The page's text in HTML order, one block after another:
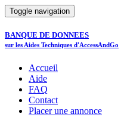
Toggle navigation
BANQUE DE DONNEES
sur les Aides Techniques d'AccessAndGo
Accueil
Aide
FAQ
Contact
Placer une annonce